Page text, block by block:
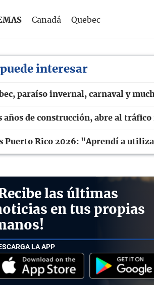
Canadá Quebec
interesar
paraíso invernal, carnaval y
años de construcción, abre al tráfico
Puerto Rico 2026: "Aprendí a
las últimas
en tus propias
LA APP